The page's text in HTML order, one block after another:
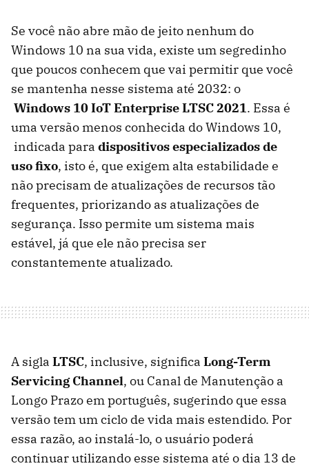
Se você não abre mão de jeito nenhum do
Windows 10 na sua vida, existe um segredinho
que poucos conhecem que vai permitir que você
se mantenha nesse sistema até 2032: o
Windows 10 IoT Enterprise LTSC 2021. Essa é
uma versão menos conhecida do Windows 10,
indicada para dispositivos especializados de
uso fixo, isto é, que exigem alta estabilidade e
não precisam de atualizações de recursos tão
frequentes, priorizando as atualizações de
segurança. Isso permite um sistema mais
estável, já que ele não precisa ser
constantemente atualizado.
A sigla LTSC, inclusive, significa Long-Term
Servicing Channel, ou Canal de Manutenção a
Longo Prazo em português, sugerindo que essa
versão tem um ciclo de vida mais estendido. Por
essa razão, ao instalá-lo, o usuário poderá
continuar utilizando esse sistema até o dia 13 de